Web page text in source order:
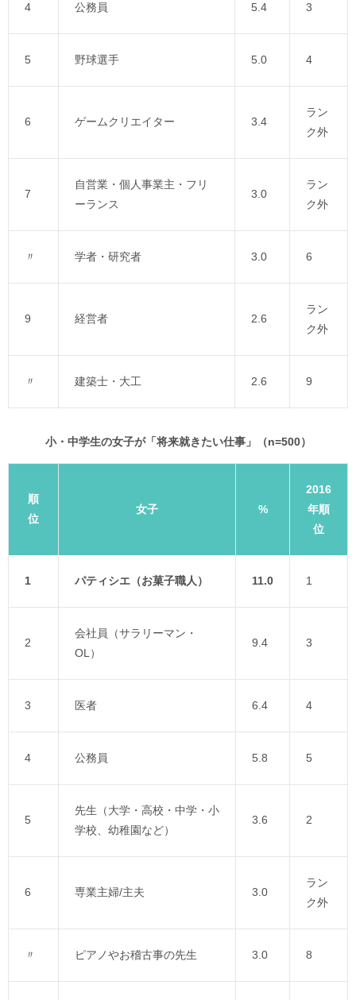
4 公務員 5.4 3
5 野球選手 5.0 4
6 ゲームクリエイター 3.4
ラン
ク外
7
自営業・個人事業主・フリ
ーランス
3.0
ラン
ク外
〃 学者・研究者 3.0 6
9 経営者 2.6
ラン
ク外
〃 建築士・大工 2.6 9
小・中学生の女子が「将来就きたい仕事」（n=500）
順
位
女子 %
2016
年順
位
1 パティシエ（お菓子職人） 11.0 1
2
会社員（サラリーマン・
OL）
9.4 3
3 医者 6.4 4
4 公務員 5.8 5
5
先生（大学・高校・中学・小
学校、幼稚園など）
3.6 2
6 専業主婦/主夫 3.0
ラン
ク外
〃 ピアノやお稽古事の先生 3.0 8